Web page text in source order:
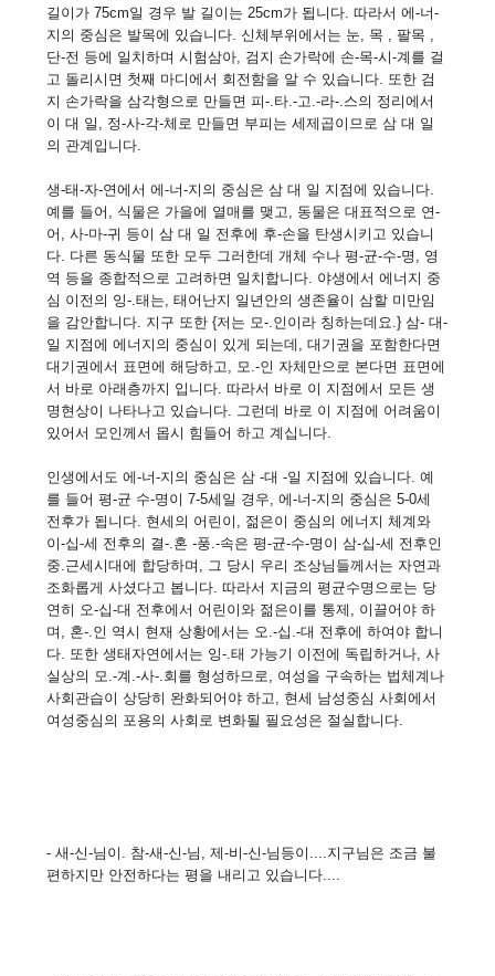
길이가 75cm일 경우 발 길이는 25cm가 됩니다. 따라서 에-너-
지의 중심은 발목에 있습니다. 신체부위에서는 눈, 목 , 팔목 ,
단-전 등에 일치하며 시험삼아, 검지 손가락에 손-목-시-계를 걸
고 돌리시면 첫째 마디에서 회전함을 알 수 있습니다. 또한 검
지 손가락을 삼각형으로 만들면 피-.타.-고.-라-.스의 정리에서
이 대 일, 정-사-각-체로 만들면 부피는 세제곱이므로 삼 대 일
의 관계입니다.
생-태-자-연에서 에-너-지의 중심은 삼 대 일 지점에 있습니다.
예를 들어, 식물은 가을에 열매를 맺고, 동물은 대표적으로 연-
어, 사-마-귀 등이 삼 대 일 전후에 후-손을 탄생시키고 있습니
다. 다른 동식물 또한 모두 그러한데 개체 수나 평-균-수-명, 영
역 등을 종합적으로 고려하면 일치합니다. 야생에서 에너지 중
심 이전의 잉-.태는, 태어난지 일년안의 생존율이 삼할 미만임
을 감안합니다. 지구 또한 {저는 모-.인이라 칭하는데요.} 삼- 대-
일 지점에 에너지의 중심이 있게 되는데, 대기권을 포함한다면
대기권에서 표면에 해당하고, 모.-인 자체만으로 본다면 표면에
서 바로 아래층까지 입니다. 따라서 바로 이 지점에서 모든 생
명현상이 나타나고 있습니다. 그런데 바로 이 지점에 어려움이
있어서 모인께서 몹시 힘들어 하고 계십니다.
인생에서도 에-너-지의 중심은 삼 -대 -일 지점에 있습니다. 예
를 들어 평-균 수-명이 7-5세일 경우, 에-너-지의 중심은 5-0세
전후가 됩니다. 현세의 어린이, 젊은이 중심의 에너지 체계와
이-십-세 전후의 결-.혼 -풍.-속은 평-균-수-명이 삼-십-세 전후인
중.근세시대에 합당하며, 그 당시 우리 조상님들께서는 자연과
조화롭게 사셨다고 봅니다. 따라서 지금의 평균수명으로는 당
연히 오-십-대 전후에서 어린이와 젊은이를 통제, 이끌어야 하
며, 혼-.인 역시 현재 상황에서는 오.-십.-대 전후에 하여야 합니
다. 또한 생태자연에서는 잉-.태 가능기 이전에 독립하거나, 사
실상의 모.-계.-사-.회를 형성하므로, 여성을 구속하는 법체계나
사회관습이 상당히 완화되어야 하고, 현세 남성중심 사회에서
여성중심의 포용의 사회로 변화될 필요성은 절실합니다.
- 새-신-님이. 참-새-신-님, 제-비-신-님등이....지구님은 조금 불
편하지만 안전하다는 평을 내리고 있습니다....